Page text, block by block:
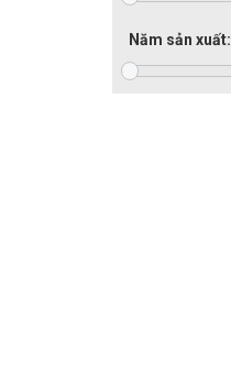
Năm sản xuất: